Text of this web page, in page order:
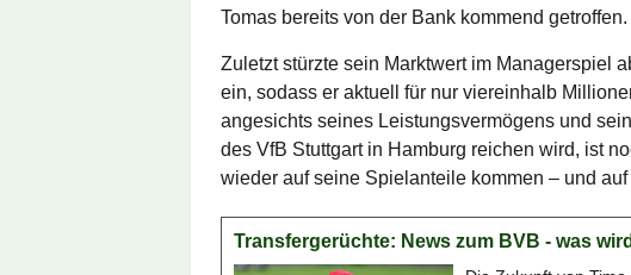
Tomas bereits von der Bank kommend getroffen.
Zuletzt stürzte sein Marktwert im Managerspiel
ein, sodass er aktuell für nur viereinhalb
angesichts seines Leistungsvermögens und
des VfB Stuttgart in Hamburg reichen wird, ist
wieder auf seine Spielanteile kommen – und
Transfergerüchte: News zum BVB - was